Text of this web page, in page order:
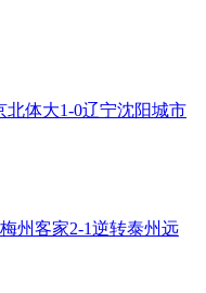
体大1-0辽宁沈阳城市
州客家2-1逆转泰州远